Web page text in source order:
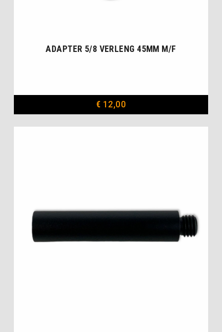
ADAPTER 5/8 VERLENG 45MM M/F
€ 12,00